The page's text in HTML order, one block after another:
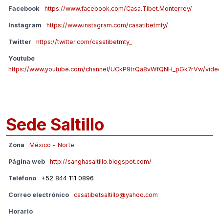
Facebook https://www.facebook.com/Casa.Tibet.Monterrey/
Instagram https://www.instagram.com/casatibetmty/
Twitter https://twitter.com/casatibetmty_
Youtube
https://www.youtube.com/channel/UCkP9trQa8vWfQNH_pGk7rVw/
Sede Saltillo
Zona México - Norte
Página web http://sanghasaltillo.blogspot.com/
Teléfono +52 844 111 0896
Correo electrónico casatibetsaltillo@yahoo.com
Horario